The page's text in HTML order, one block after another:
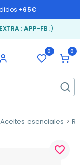
+65€
: APP-FB ;)
0 0
Aceites esenciales
favorite_border